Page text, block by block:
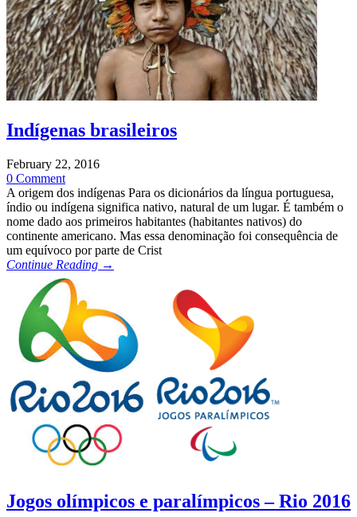
Indígenas brasileiros
February 22, 2016
0 Comment
A origem dos indígenas Para os dicionários da língua portuguesa,
índio ou indígena significa nativo, natural de um lugar. É também o
nome dado aos primeiros habitantes (habitantes nativos) do
continente americano. Mas essa denominação foi consequência de
um equívoco por parte de Crist
Continue Reading →
Jogos olímpicos e paralímpicos – Rio 2016